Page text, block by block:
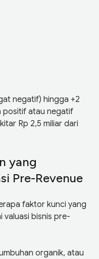
negatif) hingga +2
positif atau negatif
Rp 2,5 miliar dari
yang
Pre-Revenue
faktor kunci yang
valuasi bisnis pre-
organik, atau